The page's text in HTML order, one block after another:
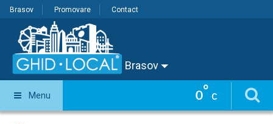
Brasov Promovare Contact
Brasov
0° C
Menu